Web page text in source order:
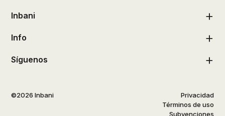
Inbani
Info
Síguenos
©2026 Inbani
Privacidad
Términos de uso
Subvenciones